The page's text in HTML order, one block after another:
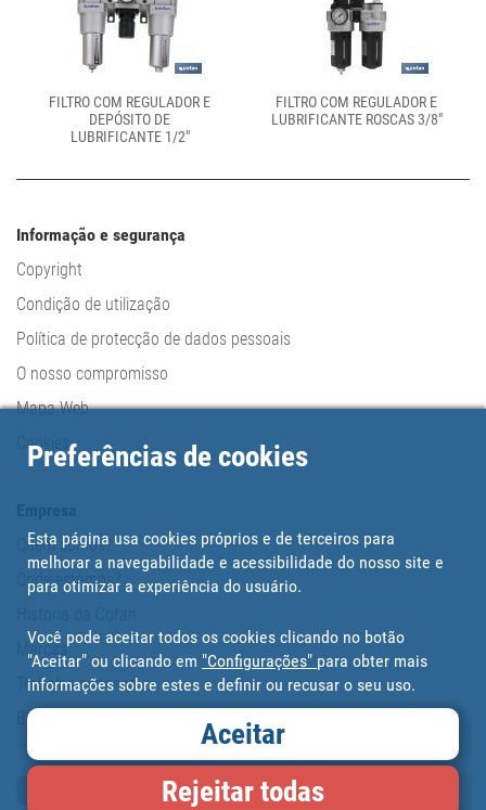
FILTRO COM REGULADOR E
DEPÓSITO DE
LUBRIFICANTE 1/2"
FILTRO COM REGULADOR E
LUBRIFICANTE ROSCAS 3/8"
Informação e segurança
Copyright
Condição de utilização
Política de protecção de dados pessoais
O nosso compromisso
Mapa Web
Cookies
Quem somos?
Onde estamos?
Marcas
Trabalhe conosco
Blog
Cartão de fidelidade
Preferências de cookies
Esta página usa cookies próprios e de terceiros para
melhorar a navegabilidade e acessibilidade do nosso site e
para otimizar a experiência do usuário.
Você pode aceitar todos os cookies clicando no botão
"Aceitar" ou clicando em "Configurações" para obter mais
informações sobre estes e definir ou recusar o seu uso.
Aceitar
Rejeitar todas